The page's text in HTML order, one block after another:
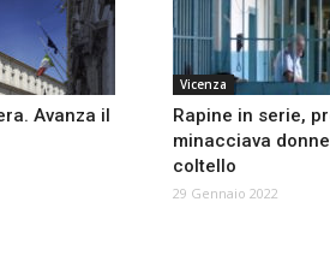
Avanza il
Vicenza
Rapine in serie,
minacciava
coltello
29 Gennaio 2022